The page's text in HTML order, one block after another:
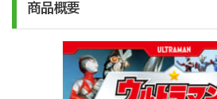
商品概要